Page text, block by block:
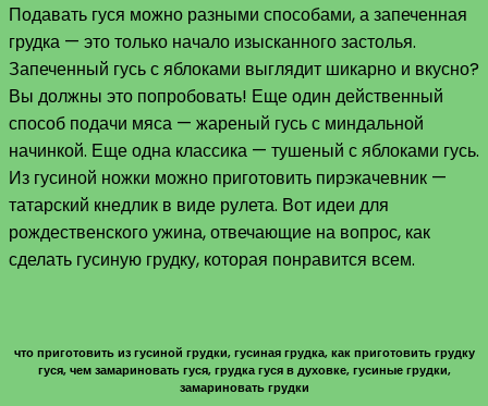
Подавать гуся можно разными способами, а запеченная
грудка — это только начало изысканного застолья.
Запеченный гусь с яблоками выглядит шикарно и вкусно?
Вы должны это попробовать! Еще один действенный
способ подачи мяса — жареный гусь с миндальной
начинкой. Еще одна классика — тушеный с яблоками гусь.
Из гусиной ножки можно приготовить пирэкачевник —
татарский кнедлик в виде рулета. Вот идеи для
рождественского ужина, отвечающие на вопрос, как
сделать гусиную грудку, которая понравится всем.
что приготовить из гусиной грудки, гусиная грудка, как приготовить грудку
гуся, чем замариновать гуся, грудка гуся в духовке, гусиные грудки,
замариновать грудки